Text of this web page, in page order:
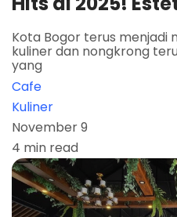
Kota Bogor terus menjadi
kuliner dan nongkrong
yang
Cafe
Kuliner
November 9
4 min read